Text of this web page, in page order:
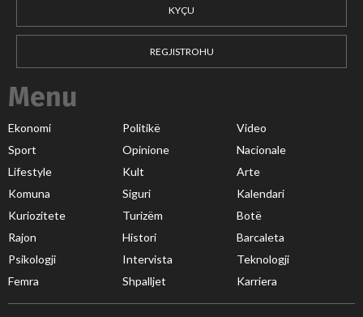
KYÇU
REGJISTROHU
Menu
Ekonomi Politikë
Video
Sport
Opinione
Nacionale
Lifestyle
Kult
Arte
Komuna
Siguri
Kalendari
Kuriozitete
Turizëm
Botë
Rajon
Histori
Barcaleta
Psikologji
Intervista
Teknologji
Femra
Shpalljet Karriera